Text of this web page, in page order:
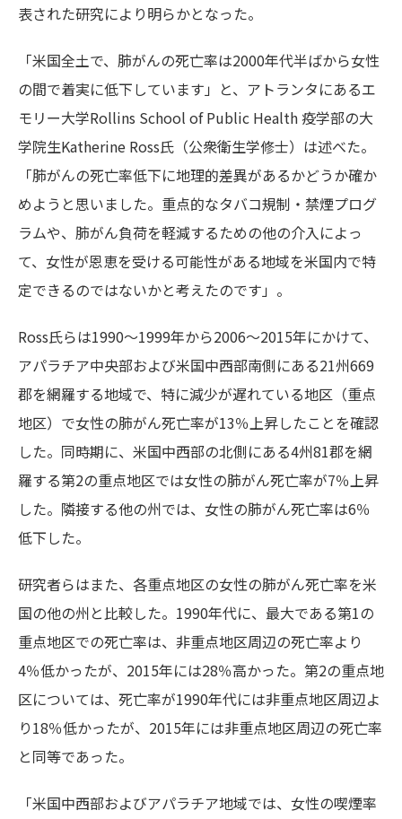
表された研究により明らかとなった。
「米国全土で、肺がんの死亡率は2000年代半ばから女性
の間で着実に低下しています」と、アトランタにあるエ
モリー大学Rollins School of Public Health 疫学部の大
学院生Katherine Ross氏（公衆衛生学修士）は述べた。
「肺がんの死亡率低下に地理的差異があるかどうか確か
めようと思いました。重点的なタバコ規制・禁煙プログ
ラムや、肺がん負荷を軽減するための他の介入によっ
て、女性が恩恵を受ける可能性がある地域を米国内で特
定できるのではないかと考えたのです」。
Ross氏らは1990～1999年から2006～2015年にかけて、
アパラチア中央部および米国中西部南側にある21州669
郡を網羅する地域で、特に減少が遅れている地区（重点
地区）で女性の肺がん死亡率が13％上昇したことを確認
した。同時期に、米国中西部の北側にある4州81郡を網
羅する第2の重点地区では女性の肺がん死亡率が7％上昇
した。隣接する他の州では、女性の肺がん死亡率は6％
低下した。
研究者らはまた、各重点地区の女性の肺がん死亡率を米
国の他の州と比較した。1990年代に、最大である第1の
重点地区での死亡率は、非重点地区周辺の死亡率より
4％低かったが、2015年には28％高かった。第2の重点地
区については、死亡率が1990年代には非重点地区周辺よ
り18％低かったが、2015年には非重点地区周辺の死亡率
と同等であった。
「米国中西部およびアパラチア地域では、女性の喫煙率